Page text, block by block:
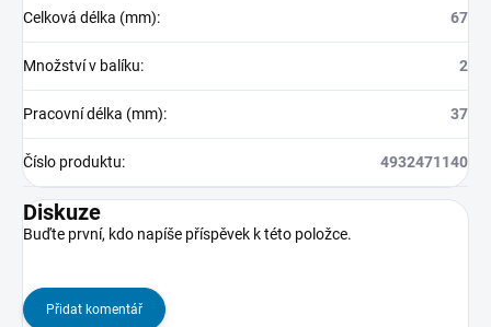
Celková délka (mm): 67
Množství v balíku: 2
Pracovní délka (mm): 37
Číslo produktu: 4932471140
Diskuze
Buďte první, kdo napíše příspěvek k této položce.
Přidat komentář